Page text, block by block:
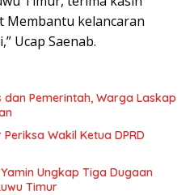
Membantu kelancaran
Ucap Saenab.
dan Pemerintah, Warga Laskap
DPRD
Ungkap Tiga Dugaan
Timur